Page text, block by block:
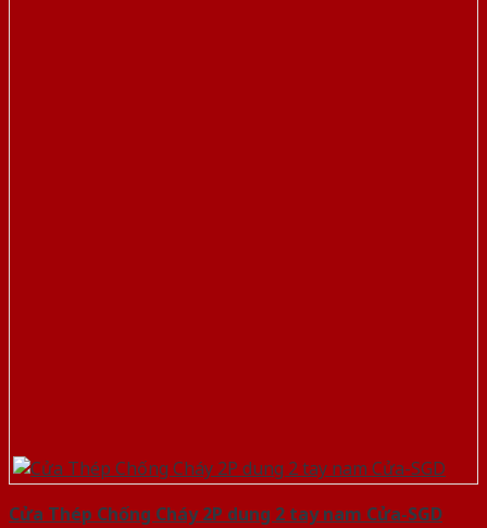
Cửa Thép Chống Cháy 2P dung 2 tay nam Cửa-SGD